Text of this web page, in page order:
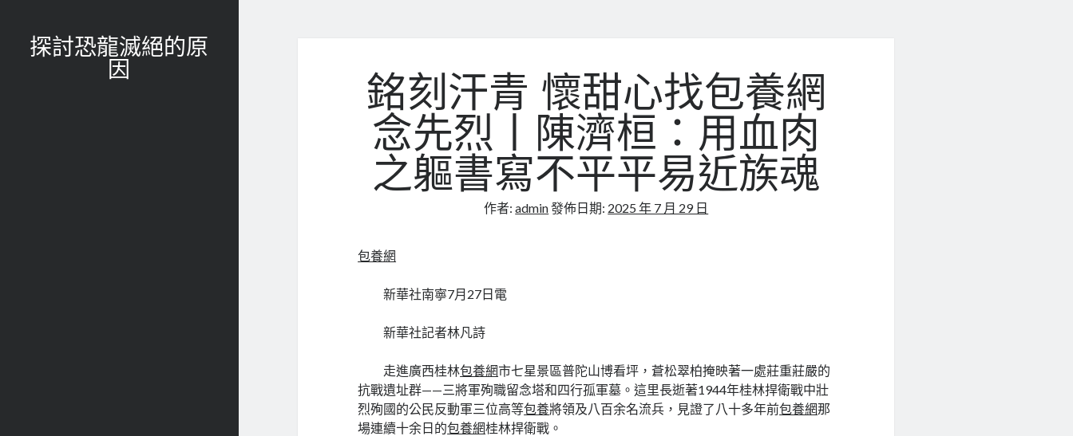
探討恐龍滅絕的原
因
銘刻汗青 懷甜心找包養網
念先烈丨陳濟桓：用血肉
之軀書寫不平平易近族魂
作者:admin發佈日期: 2025 年 7 月 29 日
包養網
新華社南寧7月27日電
新華社記者林凡詩
走進廣西桂林包養網市七星景區普陀山博看坪，蒼松翠柏掩映著一處莊重莊嚴的
抗戰遺址群——三將軍殉職留念塔和四行孤軍墓。這里長逝著1944年桂林捍衛戰中壯
烈殉國的公民反動軍三位高等包養將領及八百余名流兵，見證了八十多年前包養網那
場連續十余日的包養網桂林捍衛戰。